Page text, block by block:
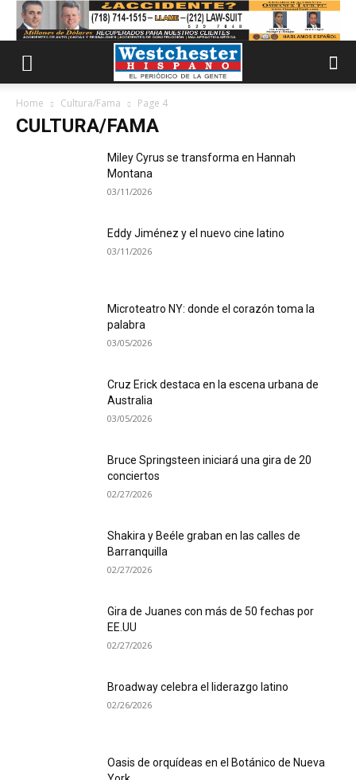
Home Cultura/Fama Page 4
CULTURA/FAMA
Miley Cyrus se transforma en Hannah
Montana
03/11/2026
Eddy Jiménez y el nuevo cine latino
03/11/2026
Microteatro NY: donde el corazón toma la
palabra
03/05/2026
Cruz Erick destaca en la escena urbana de
Australia
03/05/2026
Bruce Springsteen iniciará una gira de 20
conciertos
02/27/2026
Shakira y Beéle graban en las calles de
Barranquilla
02/27/2026
Gira de Juanes con más de 50 fechas por
EE.UU
02/27/2026
Broadway celebra el liderazgo latino
02/26/2026
Oasis de orquídeas en el Botánico de Nueva